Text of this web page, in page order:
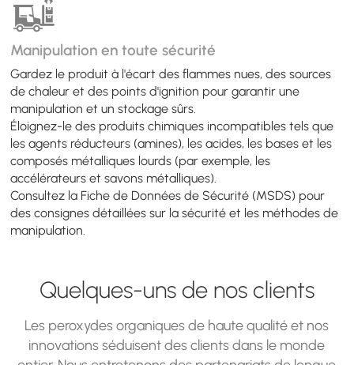
Manipulation en toute sécurité
Gardez le produit à l'écart des flammes nues, des sources
de chaleur et des points d'ignition pour garantir une
manipulation et un stockage sûrs.
Éloignez-le des produits chimiques incompatibles tels que
les agents réducteurs (amines), les acides, les bases et les
composés métalliques lourds (par exemple, les
accélérateurs et savons métalliques).
Consultez la Fiche de Données de Sécurité (MSDS) pour
des consignes détaillées sur la sécurité et les méthodes de
manipulation.
Quelques-uns de nos clients
Les peroxydes organiques de haute qualité et nos
innovations séduisent des clients dans le monde